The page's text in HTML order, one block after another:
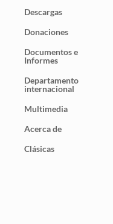
Descargas
Donaciones
Documentos e
Informes
Departamento
internacional
Multimedia
Acerca de
Clásicas